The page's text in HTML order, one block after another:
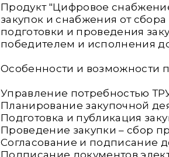
Продукт "Цифровое
закупок и снабжения от
подготовки и проведения
победителем и исполнения
Особенности и возможности
Управление потребностью
Планирование закупочной
Подготовка и публикация
Проведение закупки – сбор
Согласование и подписание
Подписание документов